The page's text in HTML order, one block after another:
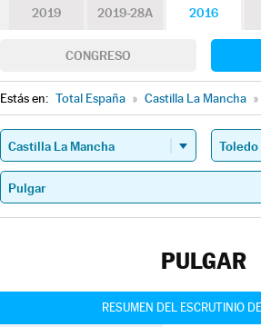
2019 2019-28A 2016
CONGRESO
Estás en: Total España » Castilla La Mancha »
PULGAR
RESUMEN DEL ESCRUTINIO